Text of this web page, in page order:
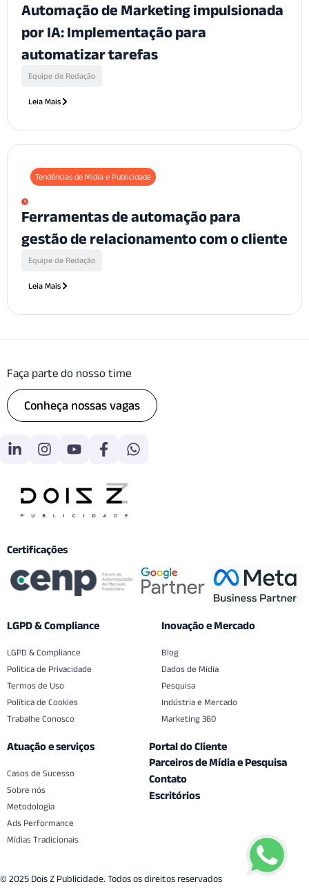
Automação de Marketing impulsionada
por IA: Implementação para
automatizar tarefas
Equipe de Redação
Leia Mais
Tendências de Mídia e Publicidade
Ferramentas de automação para
gestão de relacionamento com o cliente
Equipe de Redação
Leia Mais
Faça parte do nosso time
Conheça nossas vagas
Certificações
LGPD & Compliance
LGPD & Compliance
Politica de Privacidade
Termos de Uso
Política de Cookies
Trabalhe Conosco
Inovação e Mercado
Blog
Dados de Mídia
Pesquisa
Indústria e Mercado
Marketing 360
Atuação e serviços
Casos de Sucesso
Sobre nós
Metodologia
Ads Performance
Mídias Tradicionais
Portal do Cliente
Parceiros de Mídia e Pesquisa
Contato
Escritórios
© 2025 Dois Z Publicidade. Todos os direitos reservados